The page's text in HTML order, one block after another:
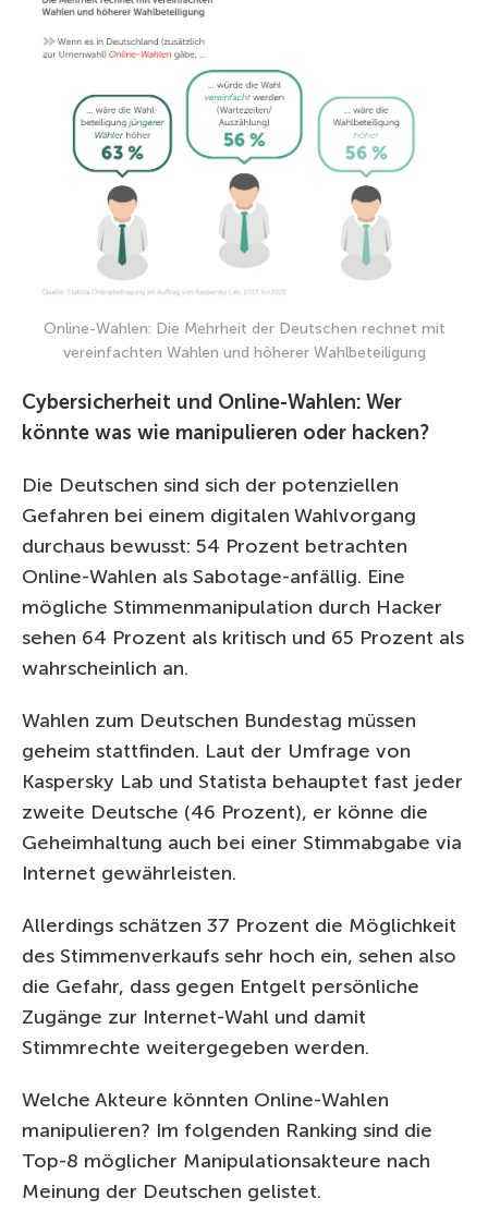
Online-Wahlen: Die Mehrheit der Deutschen rechnet mit
vereinfachten Wahlen und höherer Wahlbeteiligung
Cybersicherheit und Online-Wahlen: Wer
könnte was wie manipulieren oder hacken?
Die Deutschen sind sich der potenziellen
Gefahren bei einem digitalen Wahlvorgang
durchaus bewusst: 54 Prozent betrachten
Online-Wahlen als Sabotage-anfällig. Eine
mögliche Stimmenmanipulation durch Hacker
sehen 64 Prozent als kritisch und 65 Prozent als
wahrscheinlich an.
Wahlen zum Deutschen Bundestag müssen
geheim stattfinden. Laut der Umfrage von
Kaspersky Lab und Statista behauptet fast jeder
zweite Deutsche (46 Prozent), er könne die
Geheimhaltung auch bei einer Stimmabgabe via
Internet gewährleisten.
Allerdings schätzen 37 Prozent die Möglichkeit
des Stimmenverkaufs sehr hoch ein, sehen also
die Gefahr, dass gegen Entgelt persönliche
Zugänge zur Internet-Wahl und damit
Stimmrechte weitergegeben werden.
Welche Akteure könnten Online-Wahlen
manipulieren? Im folgenden Ranking sind die
Top-8 möglicher Manipulationsakteure nach
Meinung der Deutschen gelistet.